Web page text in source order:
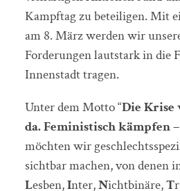
Kampftag zu beteiligen. Mit
am 8. März werden wir
Forderungen lautstark in die
Innenstadt tragen.
Unter dem Motto “Die Krise
da. Feministisch kämpfen –
möchten wir
sichtbar machen, von denen
Lesben,Inter,Nichtbinäre,T